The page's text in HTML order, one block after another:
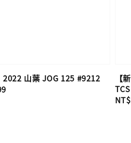
2022 山葉 JOG 125 #9212
【